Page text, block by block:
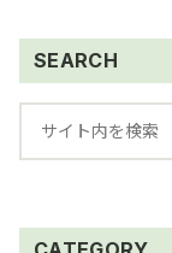
SEARCH